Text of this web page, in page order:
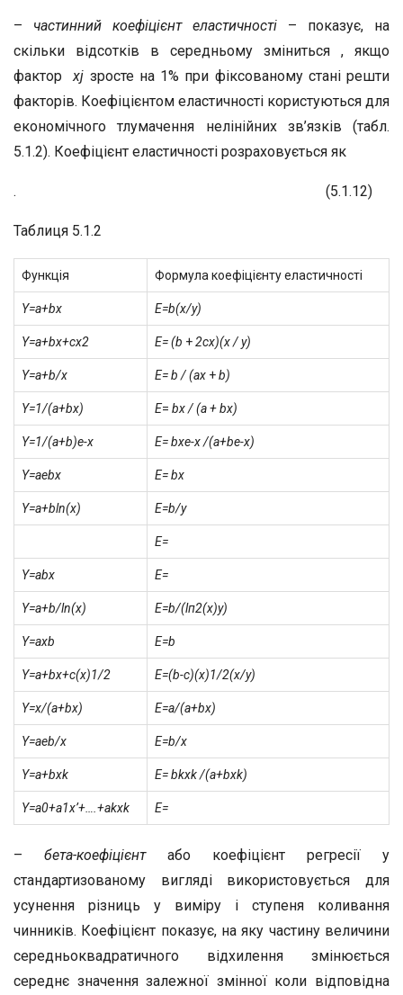
– частинний коефіцієнт еластичності – показує, на
скільки відсотків в середньому зміниться , якщо
факторхj зросте на 1% при фіксованому стані решти
факторів. Коефіцієнтом еластичності користуються для
економічного тлумачення нелінійних зв’язків (табл.
5.1.2). Коефіцієнт еластичності розраховується як
. (5.1.12)
Таблиця 5.1.2
Функція Формула коефіцієнту еластичності
Y=a+bx Е=b(х/у)
Y=a+bx+cx2 E= (b +2сх)(х / у)
Y=a+b/x E= b / (ax +b)
Y=1/(a+bx) E= bx / (a + bx)
Y=1/(a+b)e-x E= bxe-x/(a+be-x)
Y=aebx E= bx
Y=a+bln(x) E=b/у
E=
Y=abx E=
Y=a+b/ln(x) E=b/(lп2(х)у)
Y=axb E=b
Y=a+bx+c(x)1/2 E=(b-с)(х)1/2(х/у)
Y=x/(a+bx) E=а/(а+bх)
Y=aeb/x E=b/х
Y=a+bxk E= bkxk/(a+bxk)
Y=a0+a1x’+….+akxk E=
– бета-коефіцієнтабо коефіцієнт регресії у
стандартизованому вигляді використовується для
усунення різниць у виміру і ступеня коливання
чинників. Коефіцієнт показує, на яку частину величини
середньоквадратичного відхилення змінюється
середнє значення залежної змінної коли відповідна